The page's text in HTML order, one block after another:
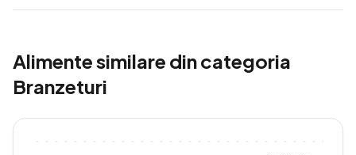
Alimente similare din categoria
Branzeturi